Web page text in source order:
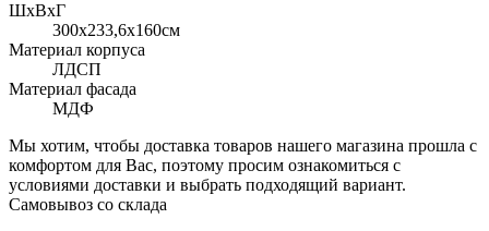
ШхВхГ
300x233,6х160см
Материал корпуса
ЛДСП
Материал фасада
МДФ
Мы хотим, чтобы доставка товаров нашего магазина прошла с
комфортом для Вас, поэтому просим ознакомиться с
условиями доставки и выбрать подходящий вариант.
Самовывоз со склада